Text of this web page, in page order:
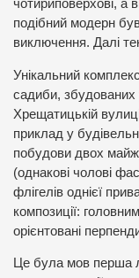
чотириповерхові, а
подібний модерн
виключення. Далі
Унікальний
садиби, збудованих
Хрещатицькій
приклад у
побудови двох
(однакові чолові
флігелів однієї
композиції:
орієнтовані
Це була мов перша